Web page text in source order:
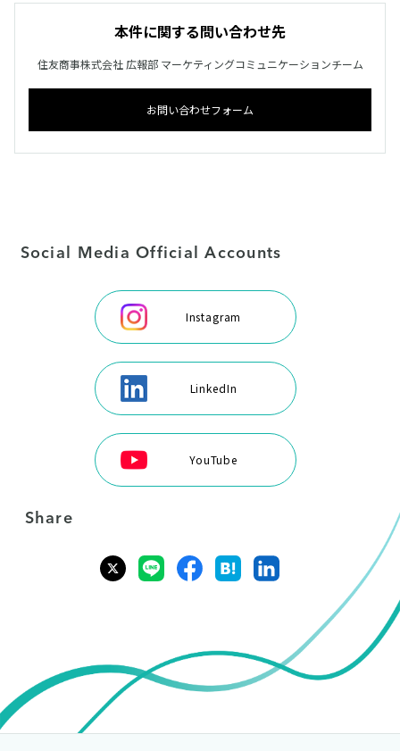
本件に関する問い合わせ先
住友商事株式会社 広報部 マーケティングコミュニケーションチーム
お問い合わせフォーム
Social Media Official Accounts
Instagram
LinkedIn
YouTube
Share